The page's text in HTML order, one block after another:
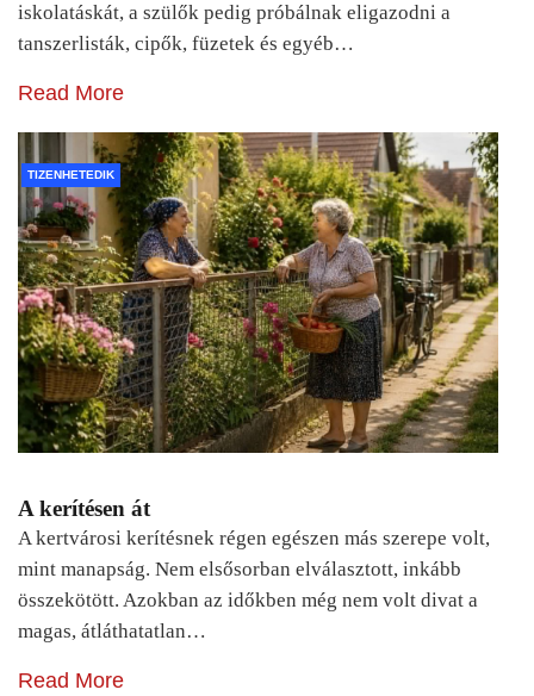
iskolatáskát, a szülők pedig próbálnak eligazodni a
tanszerlisták, cipők, füzetek és egyéb…
Read More
TIZENHETEDIK
A kerítésen át
A kertvárosi kerítésnek régen egészen más szerepe volt,
mint manapság. Nem elsősorban elválasztott, inkább
összekötött. Azokban az időkben még nem volt divat a
magas, átláthatatlan…
Read More